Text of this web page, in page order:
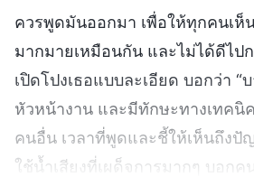
ควรพูดมันออกมา เพื่อให้ทุกคนเห็
มากมายเหมือนกัน และไม่ได้ดีไป
เปิดโปงเธอแบบละเอียด บอกว่า “
หัวหน้างาน และมีทักษะทางเทคนิ
คนอื่น เวลาที่พูดและชี้ให้เห็นถึงปั
ใช้น้ำเสียงที่เผด็จการมากๆ บอก